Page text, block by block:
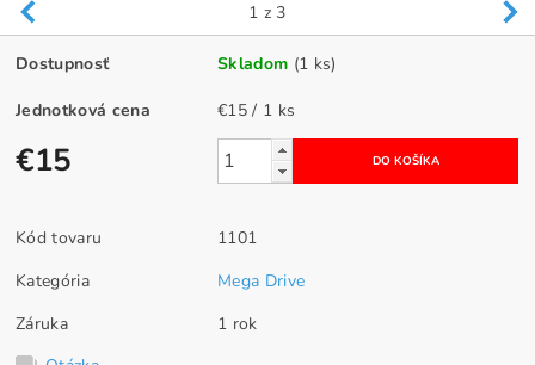
1 z 3
Dostupnosť Skladom (1 ks)
Jednotková cena €15 / 1 ks
€15
Kód tovaru
1101
Kategória
Mega Drive
Záruka
1 rok